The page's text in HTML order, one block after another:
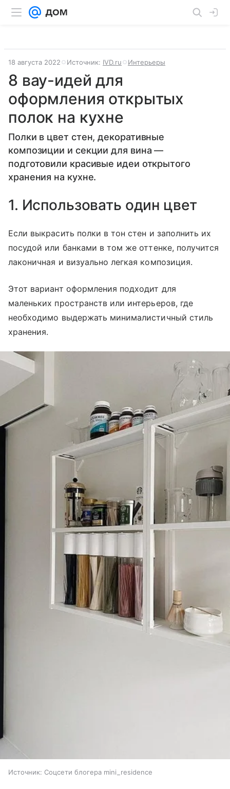
18 августа 2022 Источник: IVD.ru Интерьеры
8 вау-идей для
оформления открытых
полок на кухне
Полки в цвет стен, декоративные
композиции и секции для вина —
подготовили красивые идеи открытого
хранения на кухне.
1. Использовать один цвет
Если выкрасить полки в тон стен и заполнить их
посудой или банками в том же оттенке, получится
лаконичная и визуально легкая композиция.
Этот вариант оформления подходит для
маленьких пространств или интерьеров, где
необходимо выдержать минималистичный стиль
хранения.
Источник: Соцсети блогера mini_residence